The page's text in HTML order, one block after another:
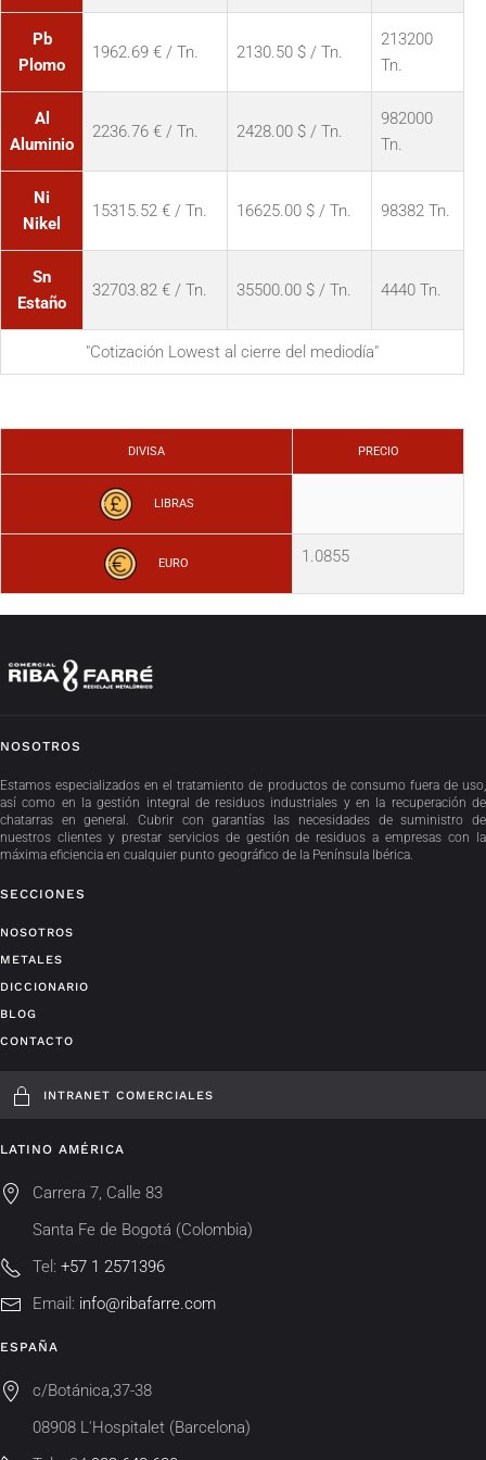
Pb
Plomo
1962.69 € / Tn. 2130.50 $ / Tn.
213200
Tn.
Al
Aluminio
2236.76 € / Tn. 2428.00 $ / Tn.
982000
Tn.
Ni
Nikel
15315.52 € / Tn. 16625.00 $ / Tn. 98382 Tn.
Sn
Estaño
32703.82 € / Tn. 35500.00 $ / Tn. 4440 Tn.
"Cotización Lowest al cierre del mediodía"
DIVISA PRECIO
LIBRAS
EURO 1.0855
NOSOTROS
Estamos especializados en el tratamiento de productos de consumo fuera de uso,
así como en la gestión integral de residuos industriales y en la recuperación de
chatarras en general. Cubrir con garantías las necesidades de suministro de
nuestros clientes y prestar servicios de gestión de residuos a empresas con la
máxima eficiencia en cualquier punto geográfico de la Península Ibérica.
SECCIONES
NOSOTROS
METALES
DICCIONARIO
BLOG
CONTACTO
INTRANET COMERCIALES
LATINO AMÉRICA
Carrera 7, Calle 83
Santa Fe de Bogotá (Colombia)
Tel: +57 1 2571396
Email: info@ribafarre.com
ESPAÑA
c/Botánica,37-38
08908 L'Hospitalet (Barcelona)